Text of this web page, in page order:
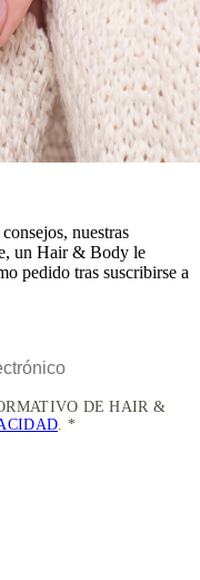
nuestras
un Hair & Body le
pedido tras suscribirse a
DE HAIR &